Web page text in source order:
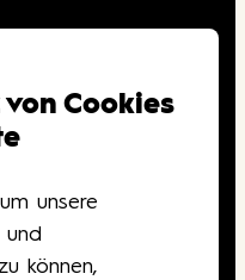
Cookies
unsere
und
können,